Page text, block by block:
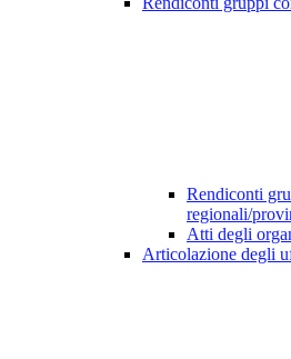
Rendiconti
regionali/
Atti degli
Articolazione degli